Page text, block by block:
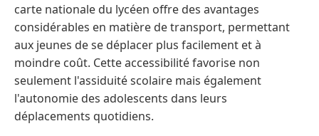
carte nationale du lycéen offre des avantages
considérables en matière de transport, permettant
aux jeunes de se déplacer plus facilement et à
moindre coût. Cette accessibilité favorise non
seulement l'assiduité scolaire mais également
l'autonomie des adolescents dans leurs
déplacements quotidiens.